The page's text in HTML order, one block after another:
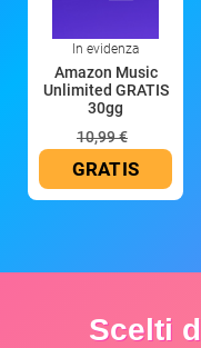
In evidenza
Amazon Music
Unlimited GRATIS
30gg
10,99 €
GRATIS
Scelti